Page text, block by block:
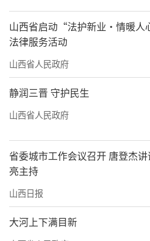
治、提档升级，全面提升
量，为市民营造更加宜居
漫步景区，紫色的鸢
花、白色的山梅花……姹
2025年，太原汾河景区针
累计补栽补种乔木155棵
坪、播撒草籽6.7万平方米
平方米，整改区域草坪地
上。
“汾河景区共种植了
山西省启动“法护新业·情暖人
法律服务活动
山西省人民政府
静润三晋 守护民生
山西省人民政府
省委城市工作会议召开 唐登杰
亮主持
山西日报
大河上下满目新